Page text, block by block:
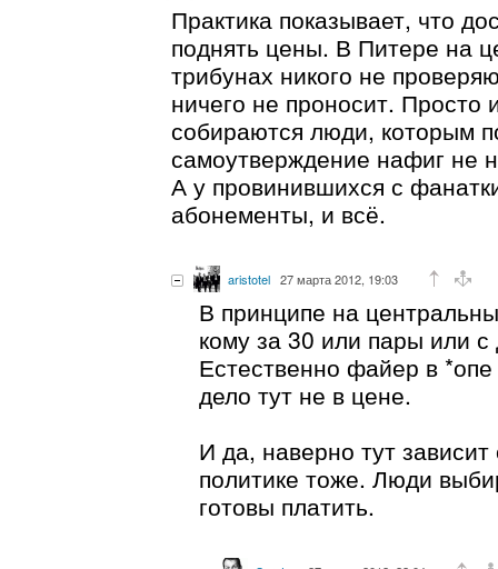
Практика показывает, что
поднять цены. В Питере на
трибунах никого не
ничего не проносит. Просто
собираются люди, которым
самоутверждение нафиг не
А у провинившихся с
абонементы, и всё.
aristotel 27 марта 2012, 19:03
В принципе на
кому за 30 или пары или с
Естественно файер в
дело тут не в цене.
И да, наверно тут
политике тоже. Люди
готовы платить.